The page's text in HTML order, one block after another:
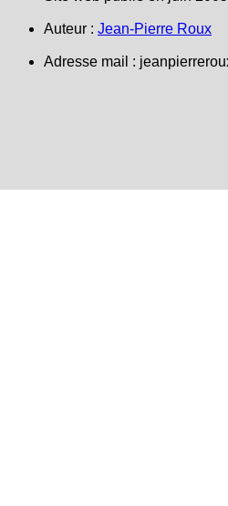
Auteur : Jean-Pierre Roux
Adresse mail :